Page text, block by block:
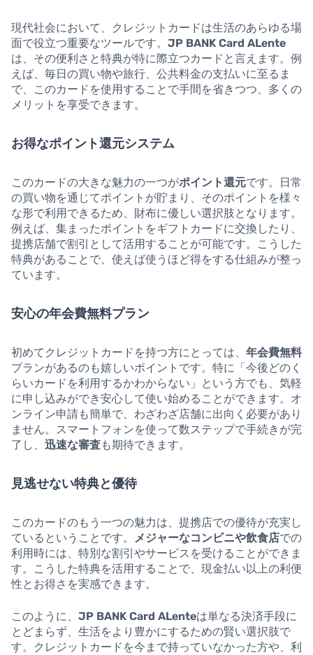
現代社会において、クレジットカードは生活のあらゆる場
面で役立つ重要なツールです。 JP BANK Card ALente
は、その便利さと特典が特に際立つカードと言えます。例
えば、毎日の買い物や旅行、公共料金の支払いに至るま
で、このカードを使用することで手間を省きつつ、多くの
メリットを享受できます。
お得なポイント還元システム
このカードの大きな魅力の一つがポイント還元です。日常
の買い物を通じてポイントが貯まり、そのポイントを様々
な形で利用できるため、財布に優しい選択肢となります。
例えば、集まったポイントをギフトカードに交換したり、
提携店舗で割引として活用することが可能です。こうした
特典があることで、使えば使うほど得をする仕組みが整っ
ています。
安心の年会費無料プラン
初めてクレジットカードを持つ方にとっては、 年会費無料
プランがあるのも嬉しいポイントです。特に「今後どのく
らいカードを利用するかわからない」という方でも、気軽
に申し込みができ安心して使い始めることができます。オ
ンライン申請も簡単で、わざわざ店舗に出向く必要があり
ません。スマートフォンを使って数ステップで手続きが完
了し、 迅速な審査も期待できます。
見逃せない特典と優待
このカードのもう一つの魅力は、提携店での優待が充実し
ているということです。 メジャーなコンビニや飲食店での
利用時には、特別な割引やサービスを受けることができま
す。こうした特典を活用することで、現金払い以上の利便
性とお得さを実感できます。
このように、 JP BANK Card ALenteは単なる決済手段に
とどまらず、生活をより豊かにするための賢い選択肢で
す。クレジットカードを今まで持っていなかった方や、利